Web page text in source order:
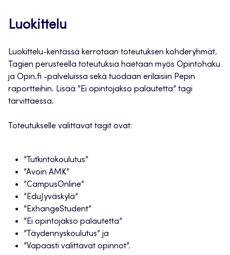
Luokittelu
Luokittelu-kentässä kerrotaan toteutuksen kohderyhmät.
Tagien perusteella toteutuksia haetaan myös Opintohaku
ja Opin.fi -palveluissa sekä tuodaan erilaisiin Pepin
raportteihin. Lisää ”Ei opintojakso palautetta” tagi
tarvittaessa.
Toteutukselle valittavat tagit ovat:
”Tutkintokoulutus”
”Avoin AMK”
”CampusOnline”
”EduJyväskylä”
”ExhangeStudent”
”Ei opintojakso palautetta”
”Täydennyskoulutus” ja
”Vapaasti valittavat opinnot”.